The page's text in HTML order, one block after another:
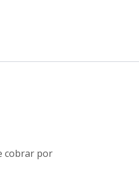
cobrar por